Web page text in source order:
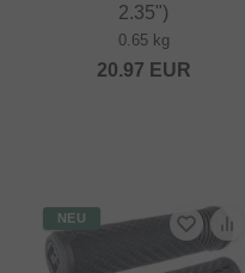
2.35")
0.65 kg
20.97 EUR
NEU